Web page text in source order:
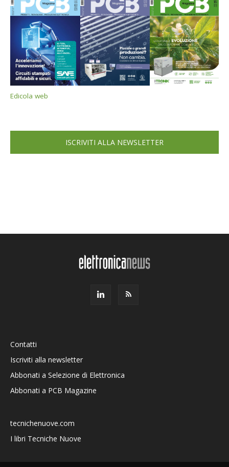
Edicola web
ISCRIVITI ALLA NEWSLETTER
Contatti
Iscriviti alla newsletter
Abbonati a Selezione di Elettronica
Abbonati a PCB Magazine
tecnichenuove.com
I libri Tecniche Nuove